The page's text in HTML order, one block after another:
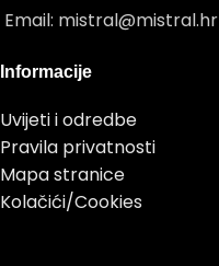
Email: mistral@mistral.hr
Informacije
Uvijeti i odredbe
Pravila privatnosti
Mapa stranice
Kolačići/Cookies